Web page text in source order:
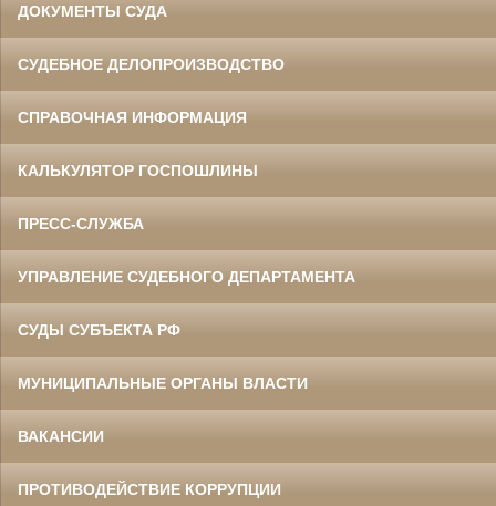
ДОКУМЕНТЫ СУДА
СУДЕБНОЕ ДЕЛОПРОИЗВОДСТВО
СПРАВОЧНАЯ ИНФОРМАЦИЯ
КАЛЬКУЛЯТОР ГОСПОШЛИНЫ
ПРЕСС-СЛУЖБА
УПРАВЛЕНИЕ СУДЕБНОГО ДЕПАРТАМЕНТА
СУДЫ СУБЪЕКТА РФ
МУНИЦИПАЛЬНЫЕ ОРГАНЫ ВЛАСТИ
ВАКАНСИИ
ПРОТИВОДЕЙСТВИЕ КОРРУПЦИИ